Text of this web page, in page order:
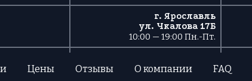
г. Ярославль
ул. Чкалова 17Б
10:00 — 19:00 Пн.-Пт.
Цены Отзывы О компании FAQ